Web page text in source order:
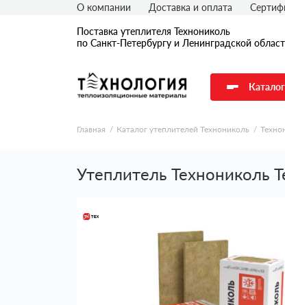
Поставка утеплителя Технониколь
по Санкт-Петербургу и Ленинградской
Каталог
О компании Доставка и оплата
Главная Каталог утеплителей Технониколь
Утеплитель Технониколь